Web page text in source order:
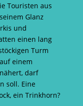
Touristen aus
Glanz
und
einen lang
Turm
einem
darf
soll. Eine
ein Trinkhorn?